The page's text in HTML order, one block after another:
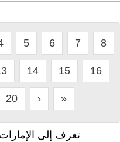
5 6 7 8
14 15 16
20 › »
تعرف إلى الإمارات